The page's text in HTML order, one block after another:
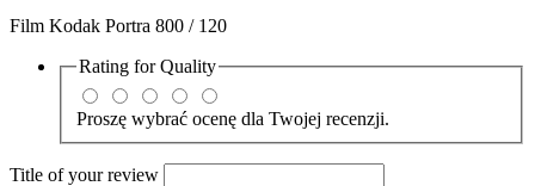
Film Kodak Portra 800 / 120
Rating forQuality
Proszę wybrać ocenę dla Twojej recenzji.
Title of your review